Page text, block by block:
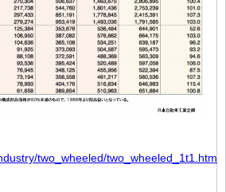
two_wheeled/two_wheeled_1t1.html